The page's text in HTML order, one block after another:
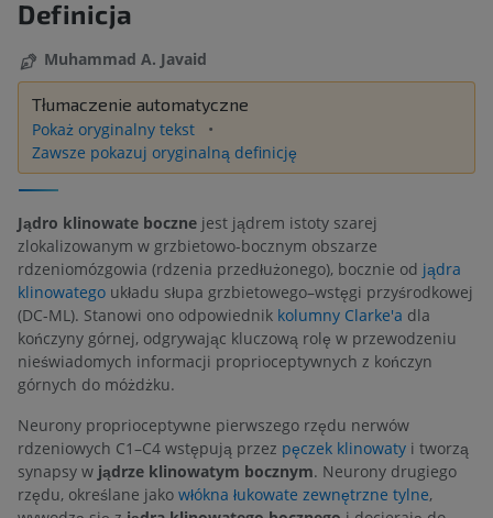
Definicja
Muhammad A. Javaid
Tłumaczenie automatyczne
Pokaż oryginalny tekst
Zawsze pokazuj oryginalną definicję
Jądro klinowate boczne jest jądrem istoty szarej
zlokalizowanym w grzbietowo-bocznym obszarze
rdzeniomózgowia (rdzenia przedłużonego), bocznie od jądra
klinowatego układu słupa grzbietowego–wstęgi przyśrodkowej
(DC-ML). Stanowi ono odpowiednik kolumny Clarke'a dla
kończyny górnej, odgrywając kluczową rolę w przewodzeniu
nieświadomych informacji proprioceptywnych z kończyn
górnych do móżdżku.
Neurony proprioceptywne pierwszego rzędu nerwów
rdzeniowych C1–C4 wstępują przez pęczek klinowaty i tworzą
synapsy w jądrze klinowatym bocznym. Neurony drugiego
rzędu, określane jako włókna łukowate zewnętrzne tylne,